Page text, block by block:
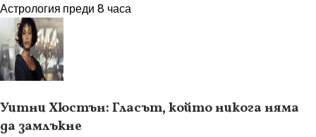
Астрология преди 8 часа
Уитни Хюстън: Гласът, който никога няма
да замлъкне